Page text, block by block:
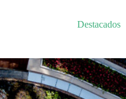
Destacados